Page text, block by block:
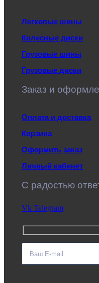
Легковые шины
Колесные диски
Грузовые шины
Грузовые диски
Заказ и
Оплата и доставка
Корзина
Оформить заказ
Личный кабинет
C радостью
Vk Telegram